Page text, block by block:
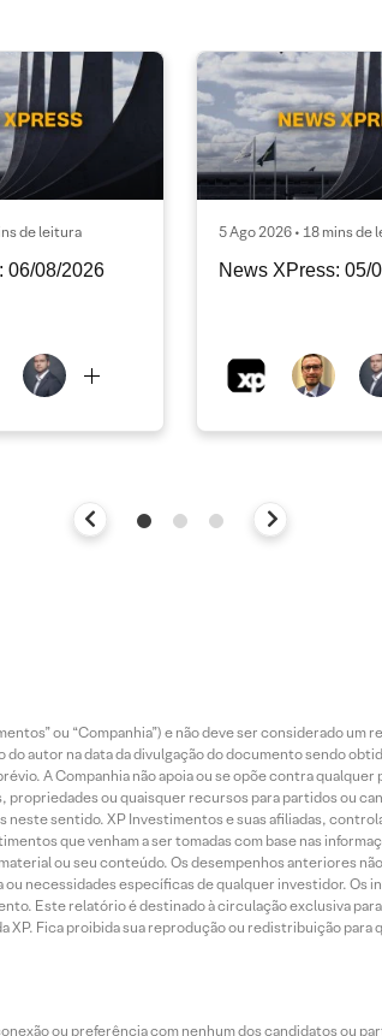
de leitura
06/08/2026
5 Ago 2026 • 18 mins de
News XPress: 05/
ou “Companhia”) e não deve ser considerado
autor na data da divulgação do documento sendo
A Companhia não apoia ou se opõe contra
propriedades ou quaisquer recursos para partidos ou
sentido. XP Investimentos e suas afiliadas,
que venham a ser tomadas com base nas
ou seu conteúdo. Os desempenhos anteriores
necessidades específicas de qualquer investidor.
Este relatório é destinado à circulação exclusiva
XP. Fica proibida sua reprodução ou redistribuição
ou preferência com nenhum dos candidatos ou